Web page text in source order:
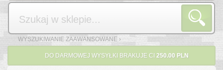
Szukaj
WYSZUKIWANIE ZAAWANSOWANE ›
DO DARMOWEJ WYSYŁKI BRAKUJE CI 250.00 PLN